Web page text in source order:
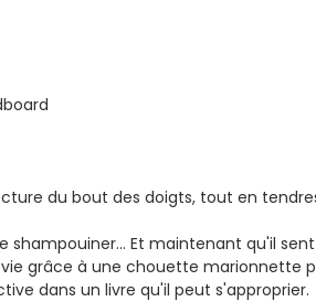
du bout des doigts, tout en
shampouiner... Et maintenant qu'il
grâce à une chouette marionnette
dans un livre qu'il peut s'approprier.